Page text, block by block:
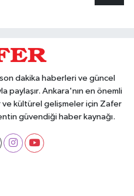
dakika haberleri ve güncel
paylaşır. Ankara'nın en önemli
ve kültürel gelişmeler için Zafer
güvendiği haber kaynağı.